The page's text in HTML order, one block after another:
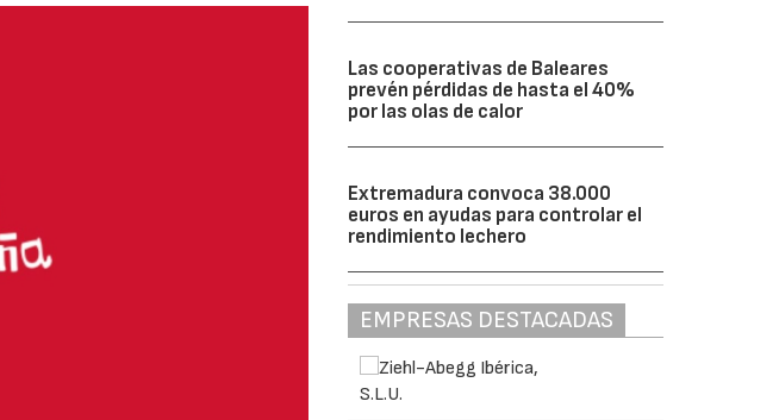
Las cooperativas de Baleares
prevén pérdidas de hasta el 40%
por las olas de calor
Extremadura convoca 38.000
euros en ayudas para controlar el
rendimiento lechero
EMPRESAS DESTACADAS